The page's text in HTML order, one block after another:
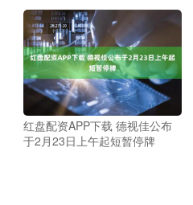
红盘配资APP下载 德视佳公布
于2月23日上午起短暂停牌